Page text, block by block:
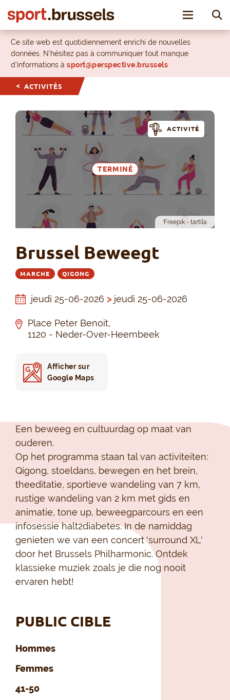
Toggle
Ce site web est quotidiennement enrichi de nouvelles
données. N’hésitez pas à communiquer tout manque
d’informations à sport@perspective.brussels
ACTIVITÉS
TERMINÉ
'Freepik - tartila
ACTIVITÉ
Brussel Beweegt
MARCHE QIGONG
jeudi 25-06-2026 >jeudi 25-06-2026
Place Peter Benoit,
1120 - Neder-Over-Heembeek
Afficher sur
Google Maps
Een beweeg en cultuurdag op maat van
ouderen.
Op het programma staan tal van activiteiten:
Qigong, stoeldans, bewegen en het brein,
theeditatie, sportieve wandeling van 7 km,
rustige wandeling van 2 km met gids en
animatie, tone up, beweegparcours en een
infosessie halt2diabetes. In de namiddag
genieten we van een concert 'surround XL'
door het Brussels Philharmonic. Ontdek
klassieke muziek zoals je die nog nooit
ervaren hebt!
PUBLIC CIBLE
Hommes
Femmes
41-50